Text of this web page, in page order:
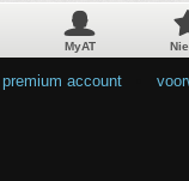
MyAT
premium account